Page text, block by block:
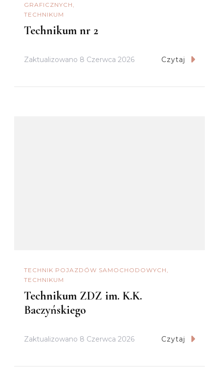
GRAFICZNYCH
TECHNIKUM
Technikum nr 2
Zaktualizowano 8 Czerwca 2026 Czytaj
TECHNIK POJAZDÓW SAMOCHODOWYCH
TECHNIKUM
Technikum ZDZ im. K.K.
Baczyńskiego
Zaktualizowano 8 Czerwca 2026 Czytaj